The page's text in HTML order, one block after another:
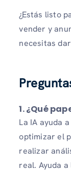
¿Estás listo
vender y
necesitas
1. ¿Qué
La IA ayuda
optimizar el
realizar
real. Ayuda